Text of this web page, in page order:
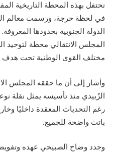
نحتفل بهذه المحطة التاريخية
في لحظة حرجة، ورسمت معالم
الدولة الجنوبية بحدودها
المجلس الانتقالي محطة
مختلف القوى الوطنية تحت هدف
وأشار إلى أن ما حققه المجلس
الزُبيدي منذ تأسيسه يمثل نقلة
رغم التحديات المعقدة داخليًا
باتت واضحة للجميع.
وجدد وضاح الصبيحي عهده